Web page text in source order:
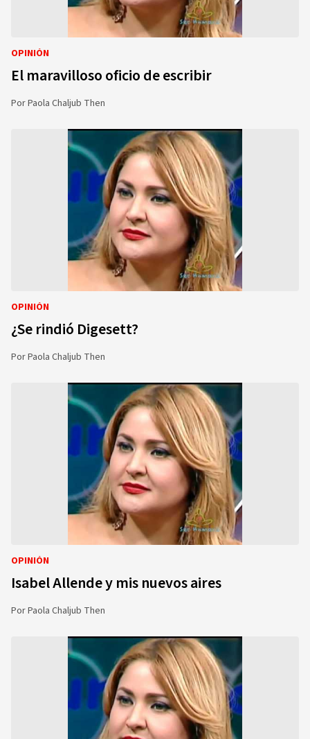
OPINIÓN
El maravilloso oficio de escribir
PorPaola Chaljub Then
OPINIÓN
¿Se rindió Digesett?
PorPaola Chaljub Then
OPINIÓN
Isabel Allende y mis nuevos aires
PorPaola Chaljub Then